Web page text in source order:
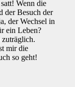
Wenn die
der Besuch der
der Wechsel in
ein Leben?
mir die
so geht!